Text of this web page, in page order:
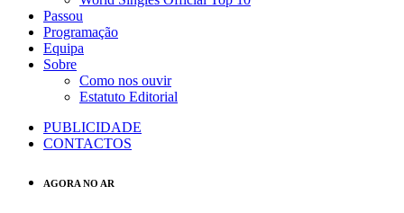
Passou
Programação
Equipa
Sobre
Como nos ouvir
Estatuto Editorial
PUBLICIDADE
CONTACTOS
AGORA NO AR